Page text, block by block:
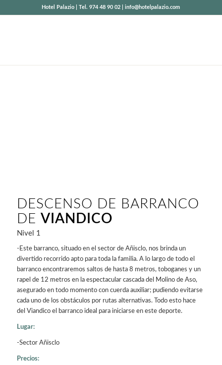
Hotel Palazio | Tel. 974 48 90 02 | info@hotelpalazio.com
DESCENSO DE BARRANCO
DE VIANDICO
Nivel 1
-Este barranco, situado en el sector de Añisclo, nos brinda un
divertido recorrido apto para toda la familia. A lo largo de todo el
barranco encontraremos saltos de hasta 8 metros, toboganes y un
rapel de 12 metros en la espectacular cascada del Molino de Aso,
asegurado en todo momento con cuerda auxiliar; pudiendo evitarse
cada uno de los obstáculos por rutas alternativas. Todo esto hace
del Viandico el barranco ideal para iniciarse en este deporte.
Lugar:
-Sector Añisclo
Precios: